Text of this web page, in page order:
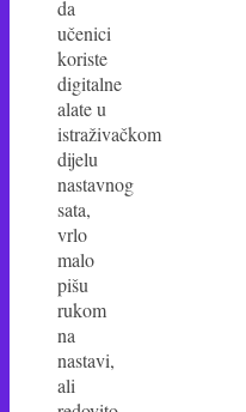
da
učenici
koriste
digitalne
alate u
istraživačkom
dijelu
nastavnog
sata,
vrlo
malo
pišu
rukom
na
nastavi,
ali